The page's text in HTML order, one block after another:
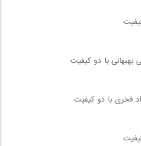
بهبهانی با دو کیفیت
فخری با دو کیفیت